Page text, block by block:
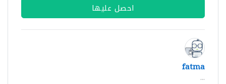
احصل عليها
fatma
...